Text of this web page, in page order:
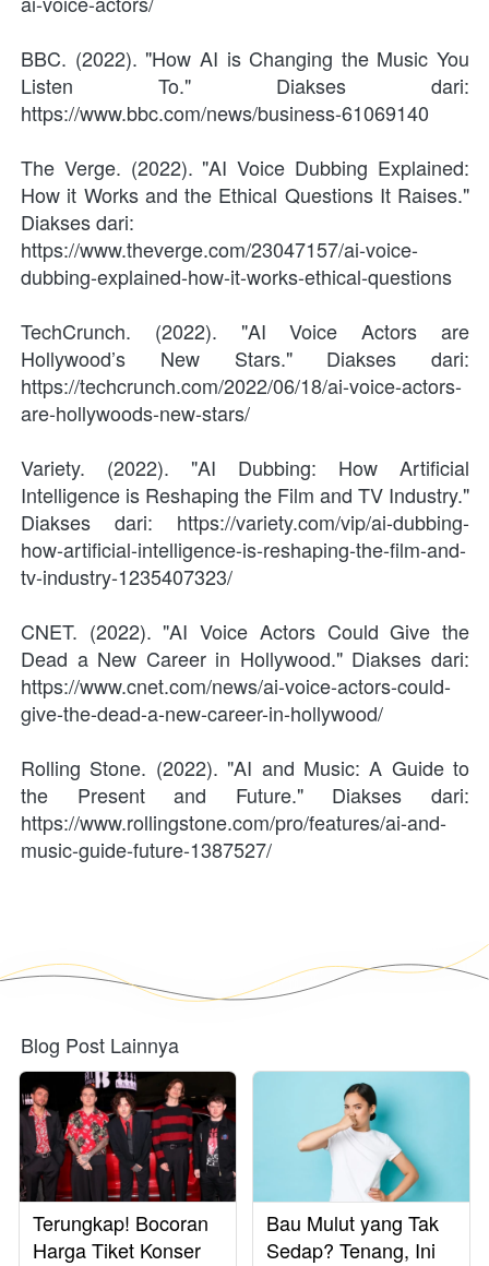
BBC. (2022). "How AI is Changing the Music You
Listen To." Diakses dari:
https://www.bbc.com/news/business-61069140
The Verge. (2022). "AI Voice Dubbing Explained:
How it Works and the Ethical Questions It Raises."
Diakses dari:
https://www.theverge.com/23047157/ai-voice-
dubbing-explained-how-it-works-ethical-questions
TechCrunch. (2022). "AI Voice Actors are
Hollywood’s New Stars." Diakses dari:
https://techcrunch.com/2022/06/18/ai-voice-actors-
are-hollywoods-new-stars/
Variety. (2022). "AI Dubbing: How Artificial
Intelligence is Reshaping the Film and TV Industry."
Diakses dari: https://variety.com/vip/ai-dubbing-
how-artificial-intelligence-is-reshaping-the-film-and-
tv-industry-1235407323/
CNET. (2022). "AI Voice Actors Could Give the
Dead a New Career in Hollywood." Diakses dari:
https://www.cnet.com/news/ai-voice-actors-could-
give-the-dead-a-new-career-in-hollywood/
Rolling Stone. (2022). "AI and Music: A Guide to
the Present and Future." Diakses dari:
https://www.rollingstone.com/pro/features/ai-and-
music-guide-future-1387527/
Blog Post Lainnya
Terungkap! Bocoran
Harga Tiket Konser
Bau Mulut yang Tak
Sedap? Tenang, Ini